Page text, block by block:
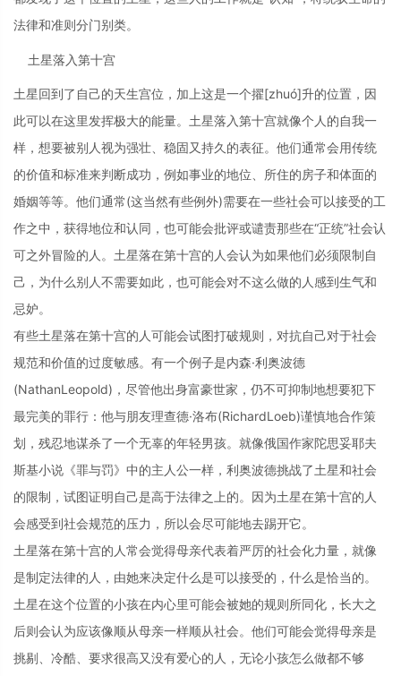
法律和准则分门别类。
土星落入第十宫
土星回到了自己的天生宫位，加上这是一个擢[zhuó]升的位置，因
此可以在这里发挥极大的能量。土星落入第十宫就像个人的自我一
样，想要被别人视为强壮、稳固又持久的表征。他们通常会用传统
的价值和标准来判断成功，例如事业的地位、所住的房子和体面的
婚姻等等。他们通常(这当然有些例外)需要在一些社会可以接受的工
作之中，获得地位和认同，也可能会批评或谴责那些在“正统”社会认
可之外冒险的人。土星落在第十宫的人会认为如果他们必须限制自
己，为什么别人不需要如此，也可能会对不这么做的人感到生气和
忌妒。
有些土星落在第十宫的人可能会试图打破规则，对抗自己对于社会
规范和价值的过度敏感。有一个例子是内森·利奥波德
(NathanLeopold)，尽管他出身富豪世家，仍不可抑制地想要犯下
最完美的罪行：他与朋友理查德·洛布(RichardLoeb)谨慎地合作策
划，残忍地谋杀了一个无辜的年轻男孩。就像俄国作家陀思妥耶夫
斯基小说《罪与罚》中的主人公一样，利奥波德挑战了土星和社会
的限制，试图证明自己是高于法律之上的。因为土星在第十宫的人
会感受到社会规范的压力，所以会尽可能地去踢开它。
土星落在第十宫的人常会觉得母亲代表着严厉的社会化力量，就像
是制定法律的人，由她来决定什么是可以接受的，什么是恰当的。
土星在这个位置的小孩在内心里可能会被她的规则所同化，长大之
后则会认为应该像顺从母亲一样顺从社会。他们可能会觉得母亲是
挑剔、冷酷、要求很高又没有爱心的人，无论小孩怎么做都不够